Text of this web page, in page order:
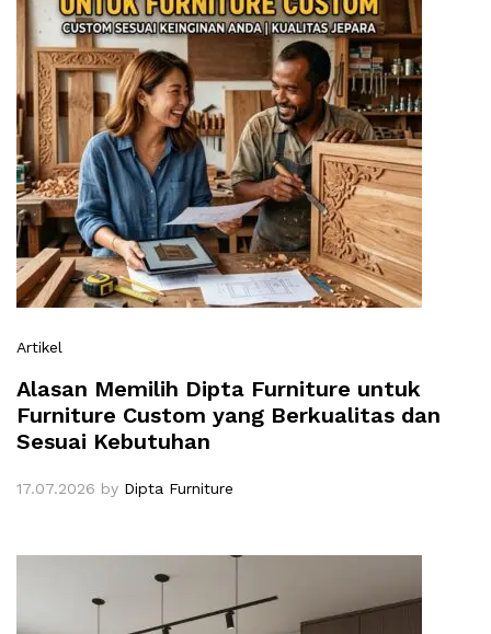
Artikel
Alasan Memilih Dipta Furniture untuk
Furniture Custom yang Berkualitas dan
Sesuai Kebutuhan
17.07.2026 by Dipta Furniture